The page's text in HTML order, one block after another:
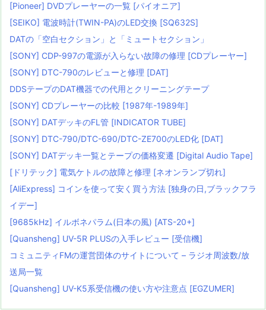
[Pioneer] DVDプレーヤーの一覧 [パイオニア]
[SEIKO] 電波時計(TWIN-PA)のLED交換 [SQ632S]
DATの「空白セクション」と「ミュートセクション」
[SONY] CDP-997の電源が入らない故障の修理 [CDプレーヤー]
[SONY] DTC-790のレビューと修理 [DAT]
DDSテープのDAT機器での代用とクリーニングテープ
[SONY] CDプレーヤーの比較 [1987年-1989年]
[SONY] DATデッキのFL管 [INDICATOR TUBE]
[SONY] DTC-790/DTC-690/DTC-ZE700のLED化 [DAT]
[SONY] DATデッキ一覧とテープの価格変遷 [Digital Audio Tape]
[ドリテック] 電気ケトルの故障と修理 [ネオンランプ切れ]
[AliExpress] コインを使って安く買う方法 [独身の日,ブラックフラ
イデー]
[9685kHz] イルボネパラム(日本の風) [ATS-20+]
[Quansheng] UV-5R PLUSの入手レビュー [受信機]
コミュニティFMの運営団体のサイトについて – ラジオ周波数/放
送局一覧
[Quansheng] UV-K5系受信機の使い方や注意点 [EGZUMER]